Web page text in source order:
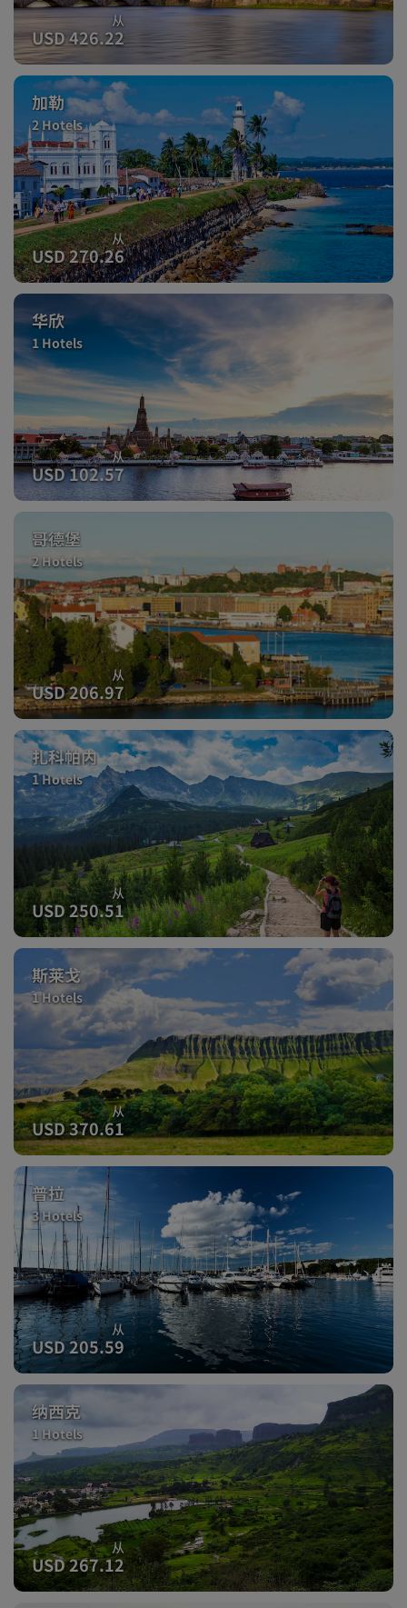
从
USD 426.22
加勒
2 Hotels
从
USD 270.26
华欣
1 Hotels
从
USD 102.57
哥德堡
2 Hotels
从
USD 206.97
扎科帕内
1 Hotels
从
USD 250.51
斯莱戈
1 Hotels
从
USD 370.61
普拉
3 Hotels
从
USD 205.59
纳西克
1 Hotels
从
USD 267.12